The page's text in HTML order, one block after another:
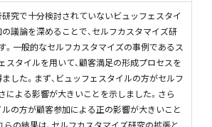
研究で十分検討されていないビュッフェスタイ
の議論を深めることで、セルフカスタマイズ研
。一般的なセルフカスタマイズの事例であるス
スタイルを用いて、顧客満足の形成プロセスを
した。まず、ビュッフェスタイルの方がセルフ
による影響が大きいことを示しました。さら
ルの方が顧客参加による正の影響が大きいこと